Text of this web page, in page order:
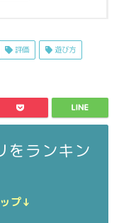
評価 遊び方
をランキン
プ↓